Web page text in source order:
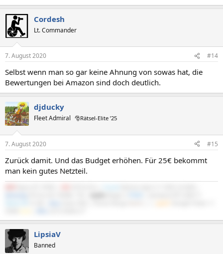
Cordesh
Lt. Commander
7. August 2020 #14
Selbst wenn man so gar keine Ahnung von sowas hat, die
Bewertungen bei Amazon sind doch deutlich.
djducky
Fleet Admiral 🎅Rätsel-Elite ’25
7. August 2020 #15
Zurück damit. Und das Budget erhöhen. Für 25€ bekommt
man kein gutes Netzteil.
LipsiaV
Banned